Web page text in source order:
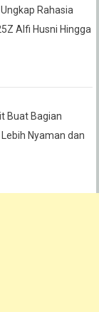
Rahasia
Alfi Husni Hingga
Buat Bagian
Nyaman dan